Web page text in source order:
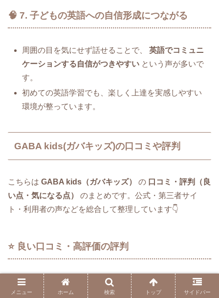
🧠 7. 子どもの英語への自信形成につながる
周囲の目を気にせず話せることで、英語でコミュニ
ケーションする自信がつきやすい という声が多いで
す。
初めての英語学習でも、楽しく上達を実感しやすい
環境が整っています。
GABA kids(ガバキッズ)の口コミや評判
こちらは GABA kids（ガバキッズ） の 口コミ・評判（良
い点・気になる点）
のまとめです。公式・第三者サイ
ト・利用者の声などを総合して整理しています👇
⭐️ 良い口コミ・高評価の評判
✅ 楽しみながら学べている
メニュー ホーム 検索 トップ サイドバー